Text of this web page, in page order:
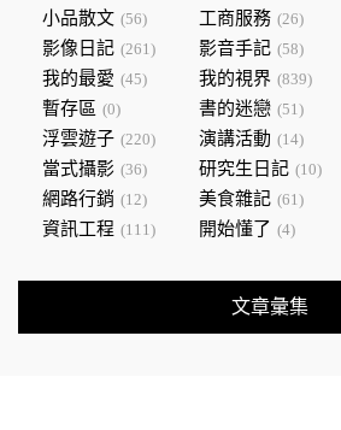
小品散文 (56) 工商服務 (26)
影像日記 (261) 影音手記 (58)
我的最愛 (45) 我的視界 (839)
暫存區 (0) 書的迷戀 (51)
浮雲遊子 (220) 演講活動 (14)
當式攝影 (36) 研究生日記 (10)
網路行銷 (12) 美食雜記 (61)
資訊工程 (111) 開始懂了 (4)
文章彙集